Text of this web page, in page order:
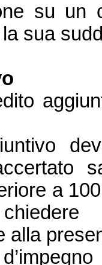
su un
sua
a
alla